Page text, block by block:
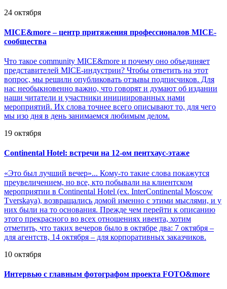
24 октября
MICE&more – центр притяжения профессионалов MICE-
сообщества
Что такое community MICE&more и почему оно объединяет
представителей MICE-индустрии? Чтобы ответить на этот
вопрос, мы решили опубликовать отзывы подписчиков. Для
нас необыкновенно важно, что говорят и думают об издании
наши читатели и участники инициированных нами
мероприятий. Их слова точнее всего описывают то, для чего
мы изо дня в день занимаемся любимым делом.
19 октября
Continental Hotel: встречи на 12-ом пентхаус-этаже
«Это был лучший вечер»... Кому-то такие слова покажутся
преувеличением, но все, кто побывали на клиентском
мероприятии в Continental Hotel (ex. InterContinental Moscow
Tverskaya), возвращались домой именно с этими мыслями, и у
них были на то основания. Прежде чем перейти к описанию
этого прекрасного во всех отношениях ивента, хотим
отметить, что таких вечеров было в октябре два: 7 октября –
для агентств, 14 октября – для корпоративных заказчиков.
10 октября
Интервью с главным фотографом проекта FOTO&more